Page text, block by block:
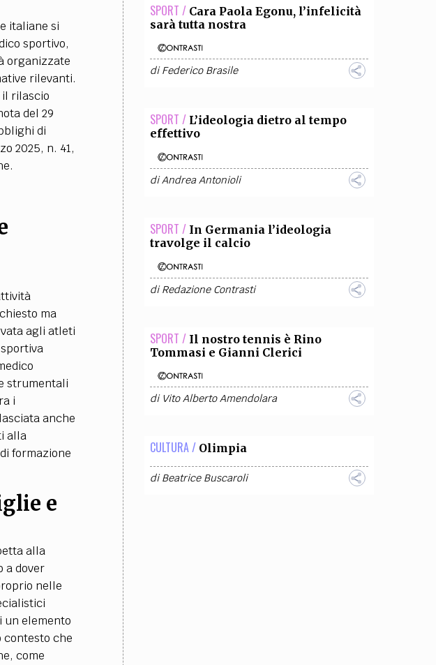
italiane si
sportivo,
organizzate
rilevanti.
rilascio
del 29
di
2025, n. 41,
ma
agli atleti
strumentali
i
anche
alla
formazione
e
alla
a dover
nelle
un elemento
contesto che
come
SPORT / Cara Paola Egonu, l’infelicità
sarà tutta nostra
diFederico Brasile
SPORT / L’ideologia dietro al tempo
effettivo
diAndrea Antonioli
SPORT / In Germania l’ideologia
travolge il calcio
diRedazione Contrasti
SPORT / Il nostro tennis è Rino
Tommasi e Gianni Clerici
di Vito Alberto Amendolara
CULTURA / Olimpia
diBeatrice Buscaroli